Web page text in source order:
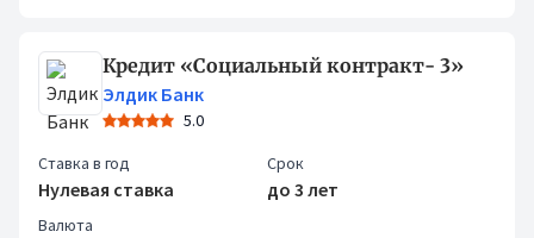
Кредит «Социальный контракт- 3»
Элдик Банк
5.0
Ставка в год
Нулевая ставка
Срок
до 3 лет
Валюта